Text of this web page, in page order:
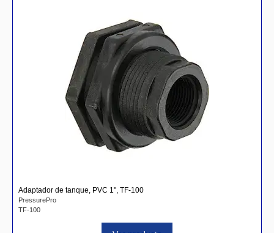
Adaptador de tanque, PVC 1", TF-100
PressurePro
TF-100